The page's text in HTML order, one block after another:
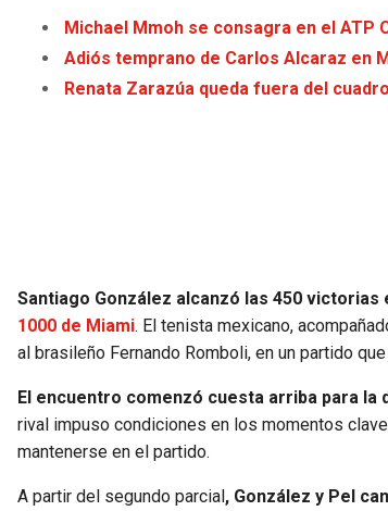
Michael Mmoh se consagra en el
Adiós temprano de Carlos Alcaraz en
Renata Zarazúa queda fuera del
Santiago González alcanzó las 450
1000 de Miami. El tenista mexicano,
al brasileño Fernando Romboli, en un partido
El encuentro comenzó cuesta arriba para la
rival impuso condiciones en los momentos
mantenerse en el partido.
A partir del segundo parcial, González y Pel